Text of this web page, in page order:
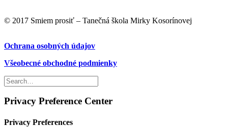
© 2017 Smiem prosiť – Tanečná škola Mirky Kosorínovej
Ochrana osobných údajov
Všeobecné obchodné podmienky
Privacy Preference Center
Privacy Preferences